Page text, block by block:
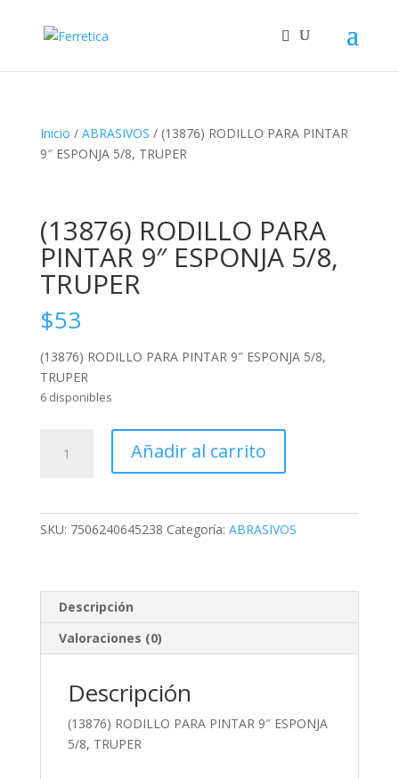
Inicio / ABRASIVOS / (13876) RODILLO PARA PINTAR
9″ ESPONJA 5/8, TRUPER
(13876) RODILLO PARA
PINTAR 9″ ESPONJA 5/8,
TRUPER
$53
(13876) RODILLO PARA PINTAR 9″ ESPONJA 5/8,
TRUPER
6 disponibles
RODILLO
cantidad
Añadir al carrito
SKU: 7506240645238 Categoría: ABRASIVOS
Descripción
Valoraciones (0)
Descripción
(13876) RODILLO PARA PINTAR 9″ ESPONJA
5/8, TRUPER